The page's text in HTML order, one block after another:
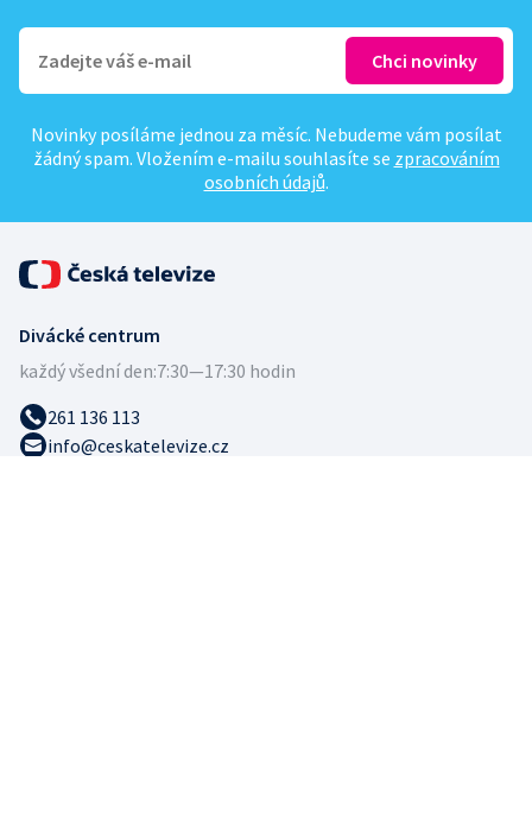
Novinky posíláme jednou za měsíc. Nebudeme vám posílat
žádný spam. Vložením e-mailu souhlasíte se zpracováním
osobních údajů.